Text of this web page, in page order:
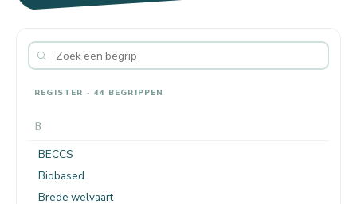
REGISTER · 44 BEGRIPPEN
B
BECCS
Biobased
Brede welvaart